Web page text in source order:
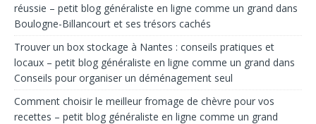
réussie – petit blog généraliste en ligne comme un grand dans
Boulogne-Billancourt et ses trésors cachés
Trouver un box stockage à Nantes : conseils pratiques et
locaux – petit blog généraliste en ligne comme un grand dans
Conseils pour organiser un déménagement seul
Comment choisir le meilleur fromage de chèvre pour vos
recettes – petit blog généraliste en ligne comme un grand